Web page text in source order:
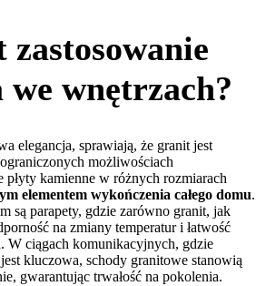
zastosowanie
wnętrzach?
elegancja, sprawiają, że granit jest
możliwościach
płyty kamienne w różnych rozmiarach
elementem wykończenia całego domu.
są parapety, gdzie zarówno granit, jak
na zmiany temperatur i łatwość
W ciągach komunikacyjnych, gdzie
kluczowa, schody granitowe stanowią
gwarantując trwałość na pokolenia.